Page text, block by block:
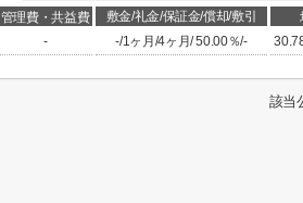
管理費・共益費 敷金/礼金/保証金/償却/敷引
- -/1ヶ月 /4ヶ月/50.00％/-
該当